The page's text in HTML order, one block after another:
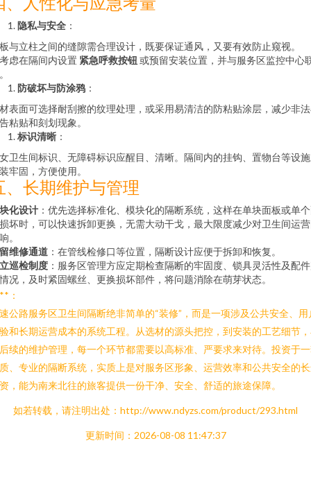
隐私与安全 ：
与立柱之间的缝隙需合理设计，既要保证通风，又要有效防止窥视。
虑在隔间内设置 紧急呼救按钮 或预留安装位置，并与服务区监控中心
防破坏与防涂鸦 ：
表面可选择耐刮擦的纹理处理，或采用易清洁的防粘贴涂层，减少非
粘贴和刻划现象。
标识清晰 ：
卫生间标识、无障碍标识应醒目、清晰。隔间内的挂钩、置物台等设
牢固，方便使用。
、长期维护与管理
化设计 ：优先选择标准化、模块化的隔断系统，这样在单块面板或单
坏时，可以快速拆卸更换，无需大动干戈，最大限度减少对卫生间运
。
维修通道 ：在管线检修口等位置，隔断设计应便于拆卸和恢复。
巡检制度 ：服务区管理方应定期检查隔断的牢固度、锁具灵活性及配
况，及时紧固螺丝、更换损坏部件，将问题消除在萌芽状态。
：
公路服务区卫生间隔断绝非简单的“装修”，而是一项涉及公共安全、用
和长期运营成本的系统工程。从选材的源头把控，到安装的工艺细节
续的维护管理，每一个环节都需要以高标准、严要求来对待。投资于
、专业的隔断系统，实质上是对服务区形象、运营效率和公共安全的
，能为南来北往的旅客提供一份干净、安全、舒适的旅途保障。
如若转载，请注明出处：http://www.ndyzs.com/product/293.html
更新时间：2026-08-08 11:47:37